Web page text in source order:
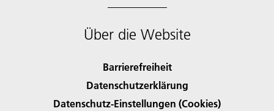
Über die Website
Barrierefreiheit
Datenschutzerklärung
Datenschutz-Einstellungen (Cookies)